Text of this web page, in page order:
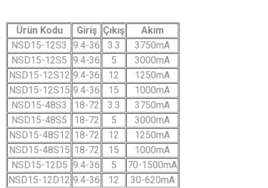
Ürün Kodu Giriş Çıkış
Akım
NSD15-12S3
9.4-36 3.3
3750mA
NSD15-12S5 9.4-36 5
3000mA
NSD15-12S12 9.4-36 12
1250mA
NSD15-12S15 9.4-36 15
1000mA
NSD15-48S3
18-72 3.3
3750mA
NSD15-48S5
18-72 5
3000mA
NSD15-48S12 18-72 12
1250mA
NSD15-48S15 18-72 15
1000mA
NSD15-12D5 9.4-36 5
70-1500mA
NSD15-12D12 9.4-36 12
30-620mA